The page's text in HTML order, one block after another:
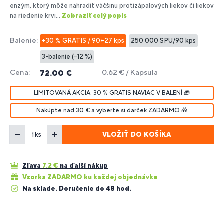
enzým, ktorý môže nahradiť väčšinu protizápalových liekov či liekov
na riedenie krvi... Zobraziť celý popis
Balenie: +30 % GRATIS / 90+27 kps 250 000 SPU/90 kps
3-balenie (−12 %)
Cena: 72.00 € 0.62 € / Kapsula
LIMITOVANÁ AKCIA: 30 % GRATIS NAVIAC V BALENÍ 🎁
Nakúpte nad 30 € a vyberte si darček ZADARMO 🎁
ks VLOŽIŤ DO KOŠÍKA
Zľava 7.2 € na ďalší nákup
Vzorka ZADARMO ku každej objednávke
Na sklade. Doručenie do 48 hod.